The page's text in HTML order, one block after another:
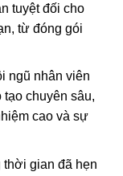
tuyệt đối cho
từ đóng gói
ngũ nhân viên
chuyên sâu,
cao và sự
thời gian đã hẹn